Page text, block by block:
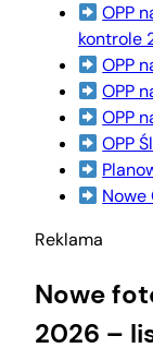
OPP
kontrole
OPP
OPP
OPP
OPP
Nowe
Reklama
Nowe
2026 –